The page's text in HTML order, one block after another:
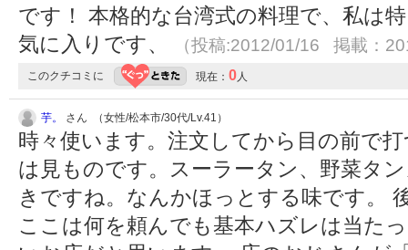
です！ 本格的な台湾式の料理で、私は
気に入りです、
（投稿:2012/01/16 掲載：
このクチコミに 現在： 0人
芋。 さん （女性/松本市/30代/Lv.41）
時々使います。注文してから目の前で
は見ものです。スーラータン、野菜タ
きですね。なんかほっとする味です。
ここは何を頼んでも基本ハズレは当た